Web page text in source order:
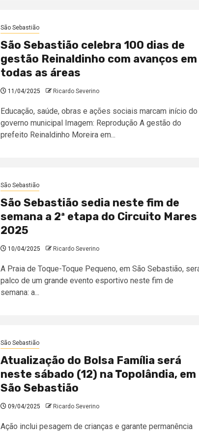
São Sebastião
São Sebastião celebra 100 dias de
gestão Reinaldinho com avanços em
todas as áreas
11/04/2025 Ricardo Severino
Educação, saúde, obras e ações sociais marcam início do
governo municipal Imagem: Reprodução A gestão do
prefeito Reinaldinho Moreira em...
São Sebastião
São Sebastião sedia neste fim de
semana a 2ª etapa do Circuito Mares
2025
10/04/2025 Ricardo Severino
A Praia de Toque-Toque Pequeno, em São Sebastião,
palco de um grande evento esportivo neste fim de
semana: a...
São Sebastião
Atualização do Bolsa Família será
neste sábado (12) na Topolândia, em
São Sebastião
09/04/2025 Ricardo Severino
Ação inclui pesagem de crianças e garante permanência